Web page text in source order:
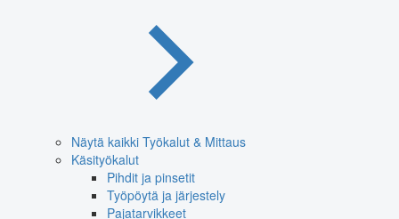
Näytä kaikki Työkalut & Mittaus
Käsityökalut
Pihdit ja pinsetit
Työpöytä ja järjestely
Pajatarvikkeet